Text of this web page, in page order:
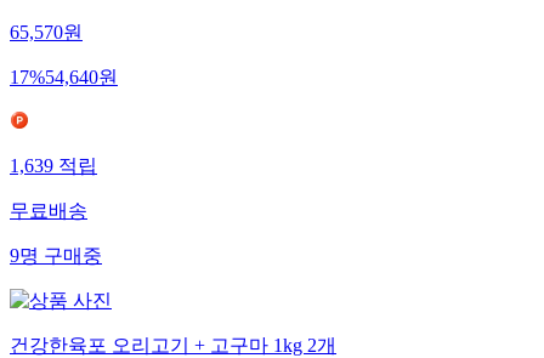
65,570원
17%54,640원
1,639 적립
무료배송
9명 구매중
건강한육포 오리고기 + 고구마 1kg 2개